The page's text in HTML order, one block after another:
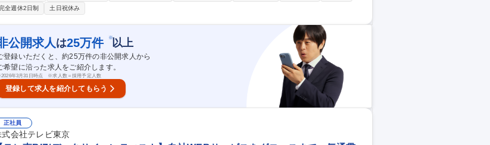
ド感を持った案件が多いため、様々な経験を積むことができます。 ・お客様と一体となり推進するため、シ
テム面のみならずサービス面への関与度も高い仕事です。 ・体系立てられたアジャイル開発の経験を積めるた
個人のスキル開発にも繋がります。 ※変更の範囲：会社が定める業務 募集職種 S【流通】インターネット業
向けアプリケーションエンジニア_WEB面接可
全週休2日制
土日祝休み
公開求人 は25万件 ※以上
登録いただくと、約25万件の非公開求人から
希望に沿った求人をご紹介します。
2026年3月31日時点 ※求人数＝採用予定人数
登録して求人を紹介してもらう
正社員
式会社テレビ東京